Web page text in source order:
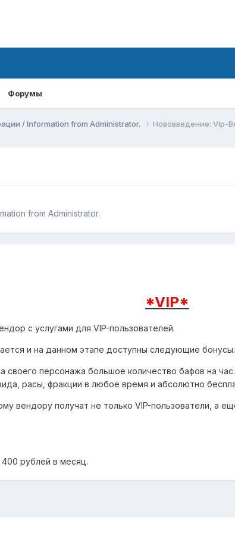
Форумы
/ Information from Administrator. Нововведение: Vip-
from Administrator.
*VIP*
с услугами для VIP-пользователей.
и на данном этапе доступны следующие бонусы:
своего персонажа большое количество бафов на час.
расы, фракции в любое время и абсолютно
вендору получат не только VIP-пользователи, а
рублей в месяц.